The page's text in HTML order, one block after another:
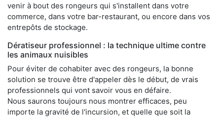
venir à bout des rongeurs qui s'installent dans votre
commerce, dans votre bar-restaurant, ou encore dans vos
entrepôts de stockage.
Dératiseur professionnel : la technique ultime contre
les animaux nuisibles
Pour éviter de cohabiter avec des rongeurs, la bonne
solution se trouve être d'appeler dès le début, de vrais
professionnels qui vont savoir vous en défaire.
Nous saurons toujours nous montrer efficaces, peu
importe la gravité de l'incursion, et quelle que soit la